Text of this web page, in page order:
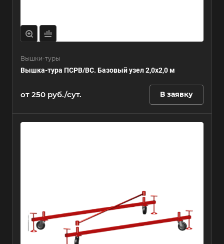
Вышки-туры
Вышка-тура ПСРВ/ВС. Базовый узел 2,0х2,0 м
от 250 руб./сут. В заявку